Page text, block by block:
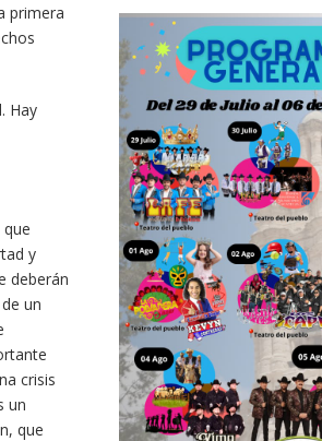
primera
Hay
y
deberán
un
crisis
un
que